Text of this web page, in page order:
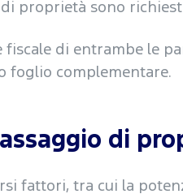
proprietà sono
fiscale di entrambe le
foglio complementare.
di
fattori, tra cui la